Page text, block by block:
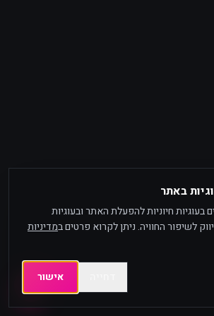
באתר
חיוניות להפעלת האתר ובעוגיות
לשיפור החוויה. ניתן לקרוא פרטים במדיניות
אישור